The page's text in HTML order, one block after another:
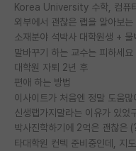
외부에서 괜찮은 랩을 알아보
소재분야 석박사 대학원생 + 물
말바꾸기 하는 교수는 피하세요
대학원 자퇴 2년 후
편애 하는 방법
이사이트가 처음엔 정말 도움많
신생랩가지말라는 이유가 있었